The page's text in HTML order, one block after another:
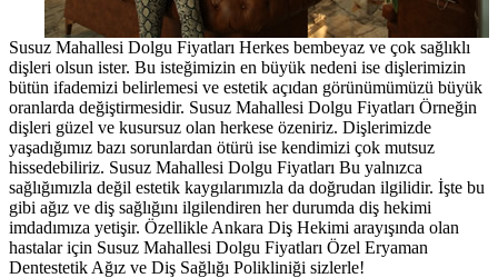
Susuz Mahallesi Dolgu Fiyatları Herkes bembeyaz ve çok sağlıklı
dişleri olsun ister. Bu isteğimizin en büyük nedeni ise dişlerimizin
bütün ifademizi belirlemesi ve estetik açıdan görünümümüzü büyük
oranlarda değiştirmesidir. Susuz Mahallesi Dolgu Fiyatları Örneğin
dişleri güzel ve kusursuz olan herkese özeniriz. Dişlerimizde
yaşadığımız bazı sorunlardan ötürü ise kendimizi çok mutsuz
hissedebiliriz. Susuz Mahallesi Dolgu Fiyatları Bu yalnızca
sağlığımızla değil estetik kaygılarımızla da doğrudan ilgilidir. İşte bu
gibi ağız ve diş sağlığını ilgilendiren her durumda diş hekimi
imdadımıza yetişir. Özellikle Ankara Diş Hekimi arayışında olan
hastalar için Susuz Mahallesi Dolgu Fiyatları Özel Eryaman
Dentestetik Ağız ve Diş Sağlığı Polikliniği sizlerle!